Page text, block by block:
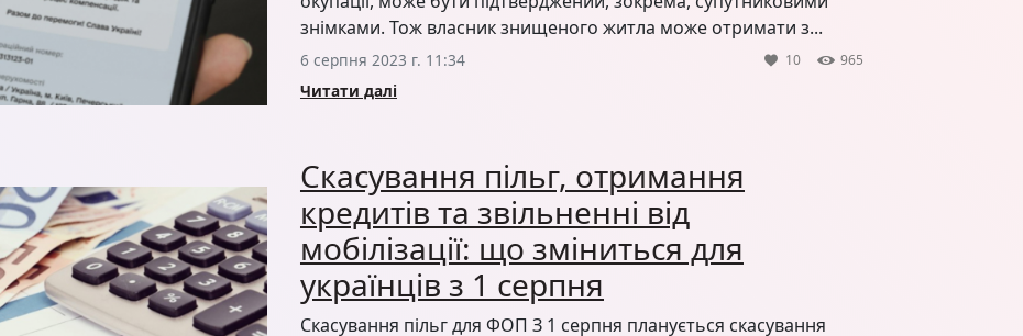
знімками. Тож власник знищеного житла може отримати з...
6 серпня 2023 г. 11:34 10 965
Читати далі
Скасування пільг, отримання
кредитів та звільненні від
мобілізації: що зміниться для
українців з 1 серпня
Скасування пільг для ФОП З 1 серпня планується скасування